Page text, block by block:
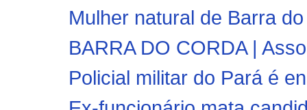
Mulher natural de Barra
BARRA DO CORDA |
Policial militar do Pará é